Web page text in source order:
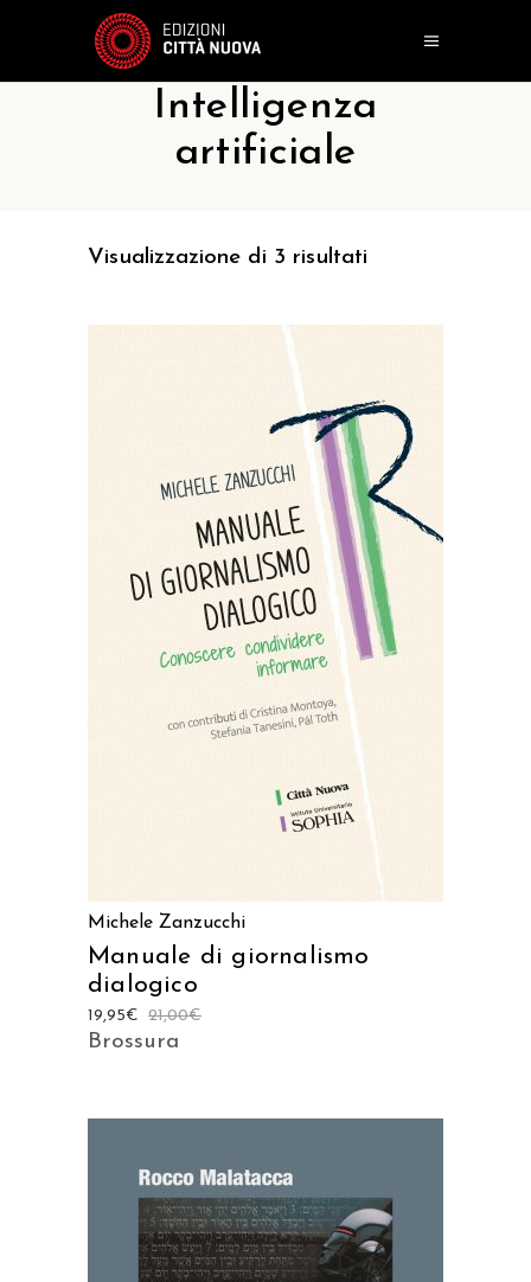
Intelligenza
artificiale
Visualizzazione di 3 risultati
Prodotto acquistabile sui
seguenti store
ACQUISTA SU AMAZON
ACQUISTA SU IBS
Michele Zanzucchi
Manuale di giornalismo
dialogico
21,00€
19,95€
Brossura